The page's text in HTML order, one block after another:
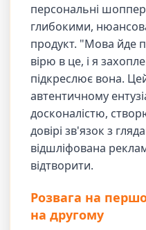
персональні
глибокими,
продукт. "Мова йде
вірю в це, і я
підкреслює вона.
автентичному
досконалістю,
довірі зв'язок з
відшліфована
відтворити.
Розвага на
на другому